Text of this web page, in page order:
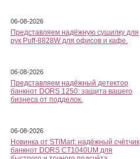
06-08-2026
Представляем надёжную сушилку для
рук Puff-8828W для офисов и кафе.
06-08-2026
Представляем надёжный детектор
банкнот DORS 1250: защита вашего
бизнеса от подделок.
06-08-2026
Новинка от STiMart: надёжный счётчик
банкнот DORS CT1040UM для